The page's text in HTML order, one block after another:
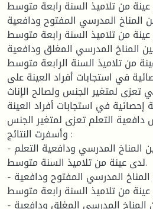
من تلاميذ السنة رابعة متوسط.
المناخ المدرسي المفتوح ودافعية
عينة من تلاميذ السنة رابعة متوسط.
المناخ المدرسي المغلق ودافعية
من تلاميذ السنة الرابعة متوسط.
في استجابات أفراد العينة على
تعزى لمتغير الجنس ولصالح الإناث.
إحصائية في استجابات أفراد العينة
التعلم تعزى لمتغير الجنس.
وأسفرت النتائج :
- لا توجد علاقة ارتباطيه بين المناخ المدرسي ودافعية التعلم
لدى عينة من تلاميذ السنة متوسط.
- لا توجد علاقة ارتباطيه بين المناخ المدرسي المفتوح ودافعية
عينة من تلاميذ السنة رابعة متوسط.
- لا توجد علاقة ارتباطيه بين المناخ المدرسي المغلق ودافعية